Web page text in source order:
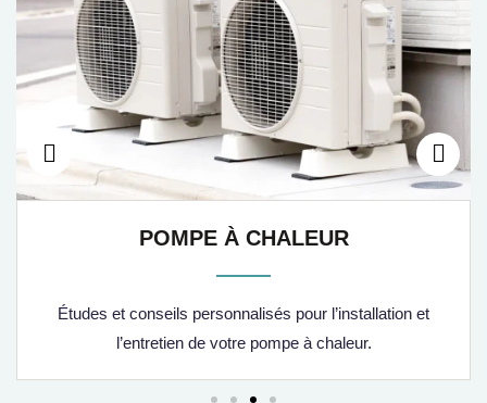
POMPE À CHALEUR
Études et conseils personnalisés pour l’installation et
l’entretien de votre pompe à chaleur.